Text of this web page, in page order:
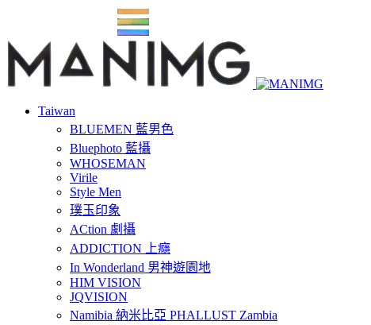
Taiwan
BLUEMEN 藍男色
Bluephoto 藍攝
WHOSEMAN
Virile
Style Men
璞玉印象
ACtion 劇攝
ADDICTION 上癮
In Wonderland 男神遊園地
HIM VISION
JQVISION
Namibia 納米比亞 PHALLUST Zambia